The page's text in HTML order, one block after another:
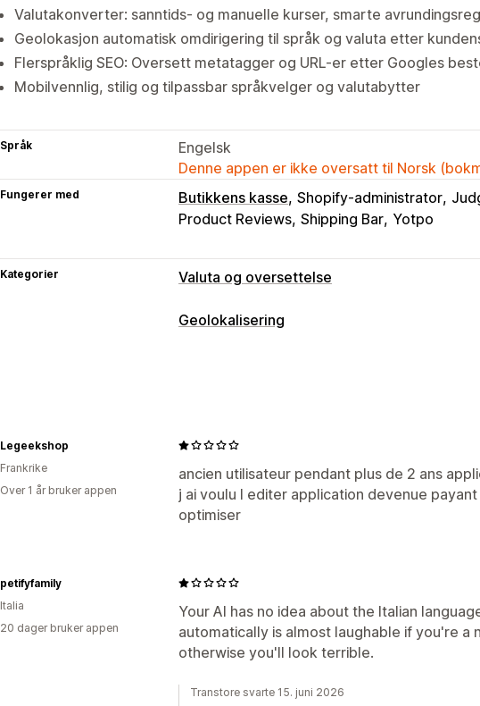
Valutakonverter: sanntids- og manuelle kurser, smarte
Geolokasjon automatisk omdirigering til språk og valuta etter
Flerspråklig SEO: Oversett metatagger og URL-er etter Googles
Mobilvennlig, stilig og tilpassbar språkvelger og valutabytter
Språk
Engelsk
Denne appen er ikke oversatt til Norsk
Fungerer med Butikkens kasse Shopify-administrator
Product Reviews Shipping Bar Yotpo
Kategorier Valuta og oversettelse
Valutakonvertering
Masseoversettelse
Metafelt-oversettelse SEO-oversettelse
URL-oversettelse Ordlistehåndtering
Språkbytte
Geolokalisering
IP-adresse
Feilomdirigering Manuell omdirigering
Innstillinger for lokal tilpasning
ancien utilisateur pendant plus de 2 ans
j ai voulu l editer application devenue
optimiser
Legeekshop
Frankrike
Over 1 år bruker appen
Your AI has no idea about the Italian
automatically is almost laughable if you're a
otherwise you'll look terrible.
petifyfamily
Italia
20 dager bruker appen
Transtore svarte 15. juni 2026